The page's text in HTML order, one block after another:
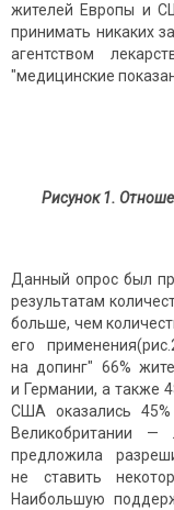
жителей Европы и
принимать никаких
агентством
"медицинские
Рисунок 1.
Данный опрос был
результатам
больше, чем
его
на допинг" 66%
и Германии, а также
США оказались
Великобритании
предложила
не ставить
Наибольшую